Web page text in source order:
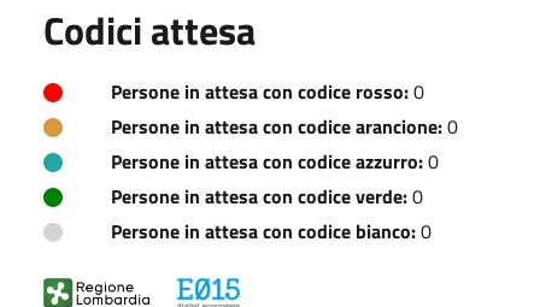
Codici attesa
Persone in attesa con codice rosso:0
Persone in attesa con codice arancione:0
Persone in attesa con codice azzurro:0
Persone in attesa con codice verde:0
Persone in attesa con codice bianco:0